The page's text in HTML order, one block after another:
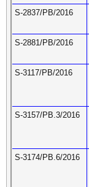
S-2837/PB/2016
S-2881/PB/2016
S-3117/PB/2016
S-3157/PB.3/2016
S-3174/PB.6/2016